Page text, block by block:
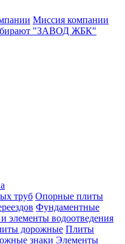
Миссия компании
"ЗАВОД ЖБК"
труб Опорные плиты
Фундаментные
элементы водоотведения
дорожные Плиты
знаки Элементы